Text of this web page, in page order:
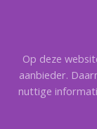
Op deze
aanbieder.
nuttige